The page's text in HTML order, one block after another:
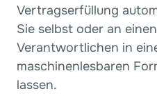
Vertragserfüllung
Sie selbst oder an
Verantwortlichen in
maschinenlesbaren
lassen.